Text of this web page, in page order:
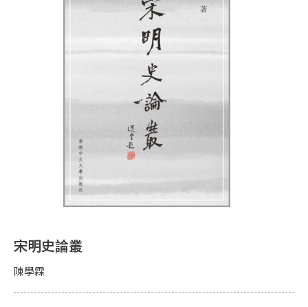
宋明史論叢
陳學霖